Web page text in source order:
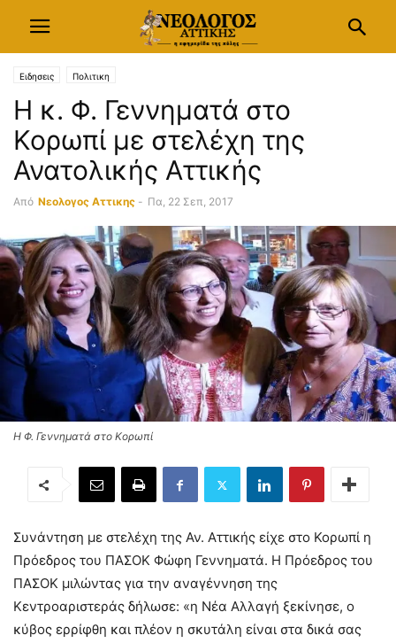
Ειδησεις Πολιτικη
Η κ. Φ. Γεννηματά στο
Κορωπί με στελέχη της
Ανατολικής Αττικής
Από Νεολογος Αττικης - Πα, 22 Σεπ, 2017
Η Φ. Γεννηματά στο Κορωπί
Συνάντηση με στελέχη της Αν. Αττικής είχε στο Κορωπί η
Πρόεδρος του ΠΑΣΟΚ Φώφη Γεννηματά. Η Πρόεδρος του
ΠΑΣΟΚ μιλώντας για την αναγέννηση της
Κεντροαριστεράς δήλωσε: «η Νέα Αλλαγή ξεκίνησε, ο
κύβος ερρίφθη και πλέον η σκυτάλη είναι στα δικά σας